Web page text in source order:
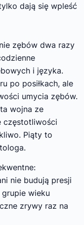
dają się wpleść
zębów dwa razy
i języka.
po posiłkach, ale
umycia zębów.
wojna ze
częstotliwości
Piąty to
nie budują presji
wieku
zrywy raz na